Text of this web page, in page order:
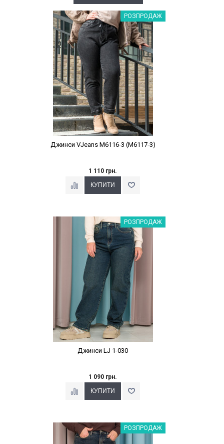
Наклейки Варіант з %РОЗПРОДАЖ
Джинси VJeans M6116-3 (M6117-3)
1 110 грн.
Наклейки Варіант з %РОЗПРОДАЖ
Джинси LJ 1-030
1 090 грн.
Наклейки Варіант з %РОЗПРОДАЖ